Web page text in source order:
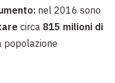
nel 2016 sono
circa 815 milioni di
popolazione